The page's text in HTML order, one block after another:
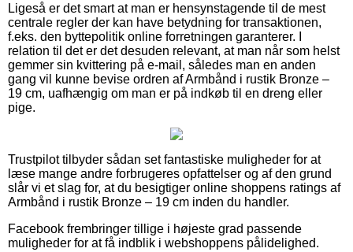
Ligeså er det smart at man er hensynstagende til de mest
centrale regler der kan have betydning for transaktionen,
f.eks. den byttepolitik online forretningen garanterer. I
relation til det er det desuden relevant, at man når som helst
gemmer sin kvittering på e-mail, således man en anden
gang vil kunne bevise ordren af Armbånd i rustik Bronze –
19 cm, uafhængig om man er på indkøb til en dreng eller
pige.
Trustpilot tilbyder sådan set fantastiske muligheder for at
læse mange andre forbrugeres opfattelser og af den grund
slår vi et slag for, at du besigtiger online shoppens ratings af
Armbånd i rustik Bronze – 19 cm inden du handler.
Facebook frembringer tillige i højeste grad passende
muligheder for at få indblik i webshoppens pålidelighed.